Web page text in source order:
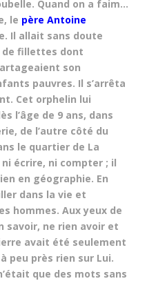
Quand on a faim…
le père Antoine
Il allait sans doute
fillettes dont
son
pauvres. Il s’arrêta
Cet orphelin lui
l’âge de 9 ans, dans
de l’autre côté du
le quartier de La
écrire, ni compter ; il
en géographie. En
dans la vie et
hommes. Aux yeux de
savoir, ne rien avoir et
avait été seulement
peu près rien sur Lui.
que des mots sans